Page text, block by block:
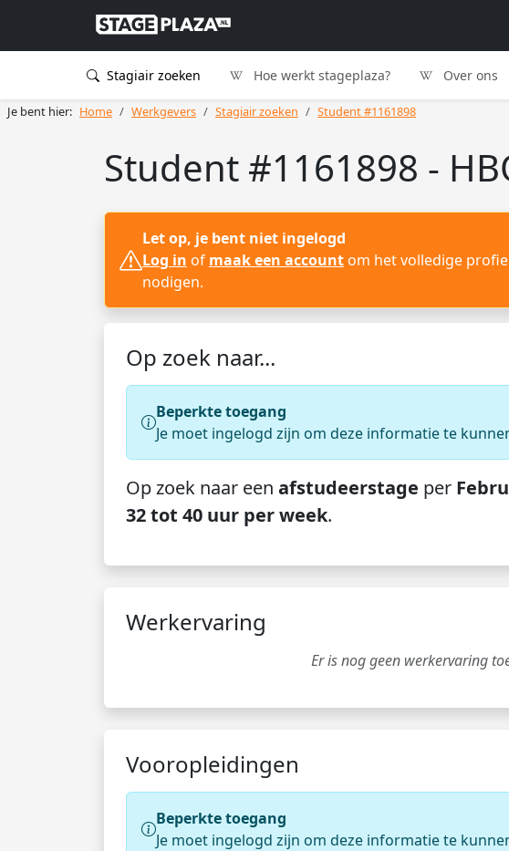
Stagiair zoeken Hoe werkt stageplaza? Over ons
Je bent hier: Home Werkgevers Stagiair zoeken Student #1161898
Student #1161898 -
Let op, je bent niet ingelogd
Log in of maak een account om het volledige
nodigen.
Op zoek naar...
Beperkte toegang
Je moet ingelogd zijn om deze informatie te
Op zoek naar een afstudeerstage per
32 tot 40 uur per week.
Werkervaring
Er is nog geen werkervaring
Vooropleidingen
Beperkte toegang
Je moet ingelogd zijn om deze informatie te